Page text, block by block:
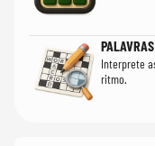
Interprete
ritmo.